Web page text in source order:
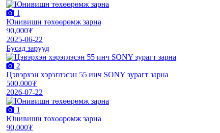
1
Юнивишн төхөөрөмж зарна
90,000₮
2025-06-22
Бусад зарууд
2
Цэвэрхэн хэрэглэсэн 55 инч SONY зурагт зарна
500,000₮
2026-07-22
1
Юнивишн төхөөрөмж зарна
90,000₮